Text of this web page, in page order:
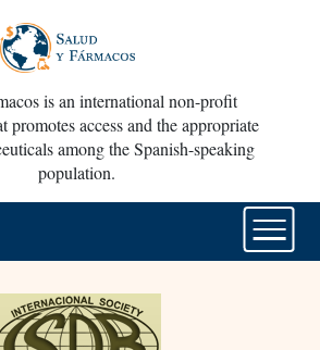
is an international non-profit
promotes access and the appropriate
among the Spanish-speaking
population.